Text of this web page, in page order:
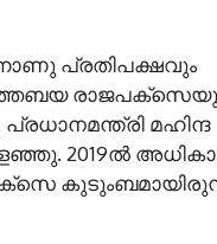
പ്രതിപക്ഷവും
മഹിന്ദ
2019ല്‍